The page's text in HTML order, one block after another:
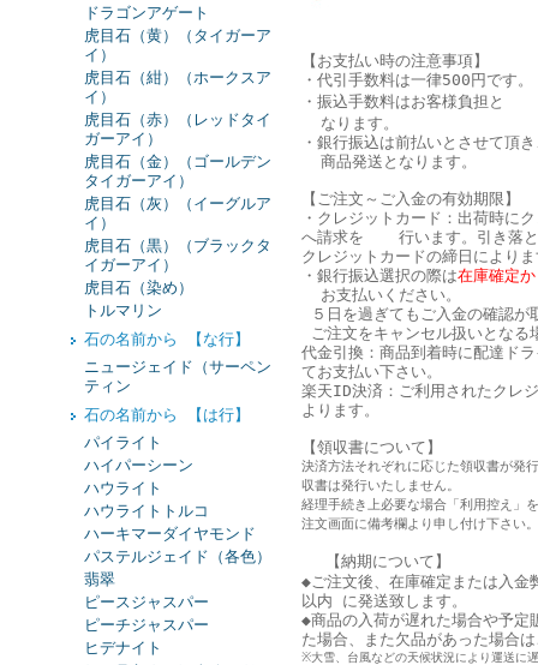
ドラゴンアゲート
虎目石（黄）（タイガーア
イ）
虎目石（紺）（ホークスア
イ）
虎目石（赤）（レッドタイ
ガーアイ）
虎目石（金）（ゴールデン
タイガーアイ）
虎目石（灰）（イーグルア
イ）
虎目石（黒）（ブラックタ
イガーアイ）
虎目石（染め）
トルマリン
石の名前から 【な行】
ニュージェイド（サーペン
ティン
石の名前から 【は行】
パイライト
ハイパーシーン
ハウライト
ハウライトトルコ
ハーキマーダイヤモンド
パステルジェイド（各色）
翡翠
ピースジャスパー
ピーチジャスパー
ヒデナイト
【お支払い時の注意事項】
・代引手数料は一律500円です。
・振込手数料はお客様負担と
なります。
・銀行振込は前払いとさせて頂
商品発送となります。
【ご注文～ご入金の有効期限】
・クレジットカード：出荷時に
へ請求を 行います。引き落と
クレジットカードの締日により
・銀行振込選択の際は在庫確定
お支払いください。
５日を過ぎてもご入金の確認が
ご注文をキャンセル扱いとなる
代金引換：商品到着時に配達ド
てお支払い下さい。
楽天ID決済：ご利用されたクレ
よります。
【領収書について】
決済方法それぞれに応じた領収書が発
収書は発行いたしません。
経理手続き上必要な場合「利用控え」
注文画面に備考欄より申し付け下さい。
【納期について】
◆ご注文後、在庫確定または入
以内 に発送致します。
◆商品の入荷が遅れた場合や予定
た場合、また欠品があった場合
※大雪、台風などの天候状況により運送に